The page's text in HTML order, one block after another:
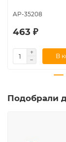
AP-35208
463 ₽
В
Подобрали